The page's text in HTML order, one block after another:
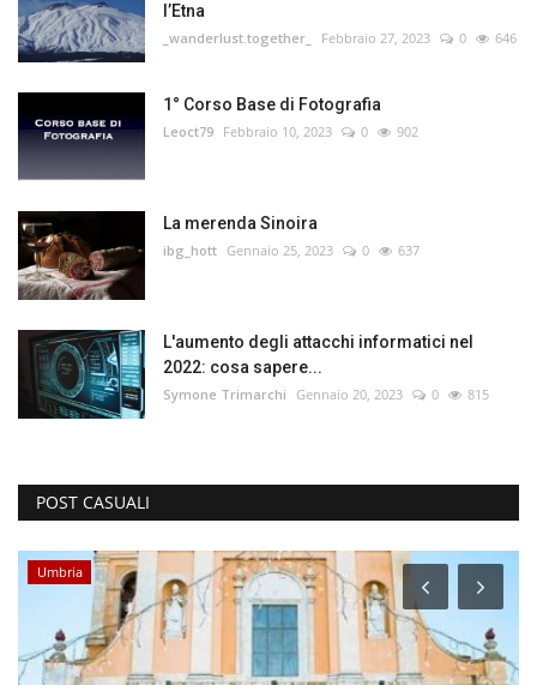
l’Etna
_wanderlust.together_ Febbraio 27, 2023 0 646
1° Corso Base di Fotografia
Leoct79 Febbraio 10, 2023 0 902
La merenda Sinoira
ibg_hott Gennaio 25, 2023 0 637
L'aumento degli attacchi informatici nel
2022: cosa sapere...
Symone Trimarchi Gennaio 20, 2023 0 815
POST CASUALI
Umbria